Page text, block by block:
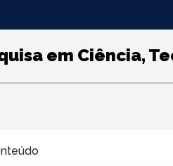
em Ciência,